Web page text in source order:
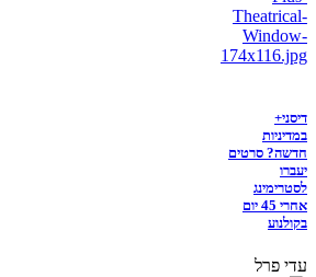
דיסני+
במדיניות
חדשה? סרטים
יעברו
לסטרימינג
אחרי 45 יום
בקולנוע
עדי פרל